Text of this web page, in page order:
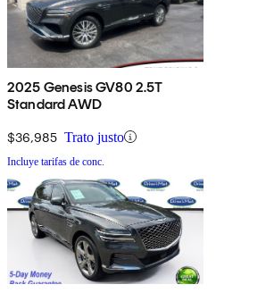
2025 Genesis GV80 2.5T
Standard AWD
$36,985 Trato justo
Incluye tarifas de conc.